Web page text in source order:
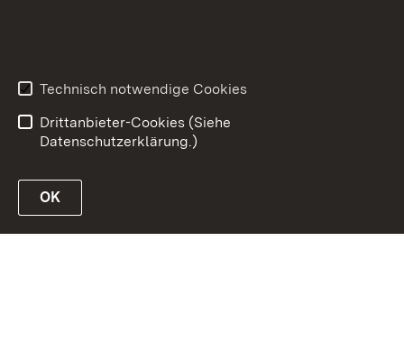
Technisch notwendige Cookies
Drittanbieter-Cookies (Siehe
Datenschutzerklärung.)
OK